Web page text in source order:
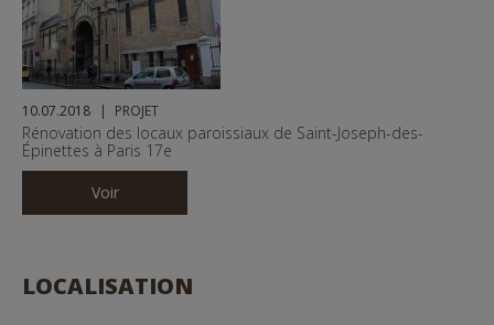
10.07.2018 PROJET
Rénovation des locaux paroissiaux de Saint-Joseph-des-
Épinettes à Paris 17e
Voir
LOCALISATION